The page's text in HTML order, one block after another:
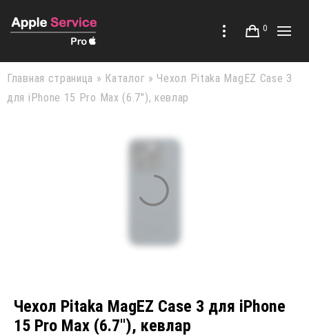
0
Главная страница » Каталог » Чехол Pitaka MagEZ Case 3
для iPhone 15 Pro Max (6.7″), кевлар
Чехол Pitaka MagEZ Case 3 для iPhone
15 Pro Max (6.7″), кевлар